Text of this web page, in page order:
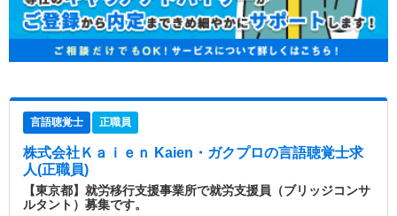
言語聴覚士 正職員
株式会社Ｋａｉｅｎ Kaien・ガクプロの言語聴覚士求
人(正職員)
【東京都】就労移行支援事業所で就労支援員（ブリッジコンサ
ルタント）募集です。